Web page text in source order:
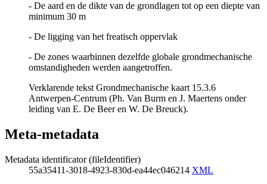
- De aard en de dikte van de grondlagen tot op een diepte van
minimum 30 m
- De ligging van het freatisch oppervlak
- De zones waarbinnen dezelfde globale grondmechanische
omstandigheden werden aangetroffen.
Verklarende tekst Grondmechanische kaart 15.3.6
Antwerpen-Centrum (Ph. Van Burm en J. Maertens onder
leiding van E. De Beer en W. De Breuck).
Meta-metadata
Metadata identificator (fileIdentifier)
55a35411-3018-4923-830d-ea44ec046214 XML